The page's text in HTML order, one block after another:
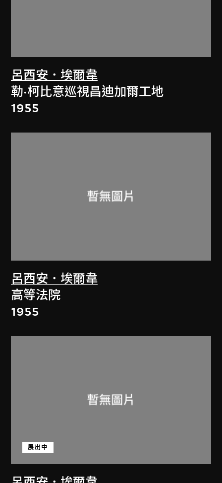
呂西安．埃爾韋
勒·柯比意巡視昌迪加爾工地
1955
呂西安．埃爾韋
高等法院
1955
展出中